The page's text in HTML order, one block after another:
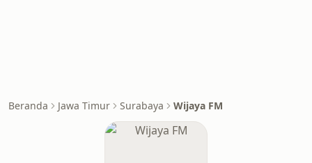
Beranda Jawa Timur Surabaya Wijaya FM